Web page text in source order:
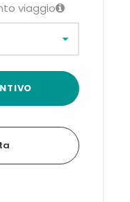
viaggio